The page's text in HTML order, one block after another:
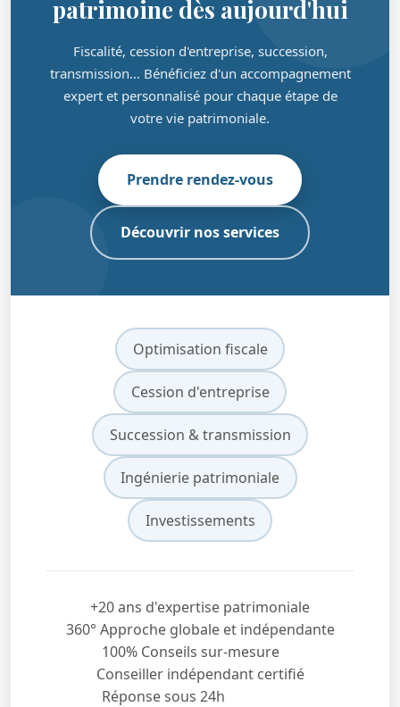
patrimoine dès aujourd'hui
Fiscalité, cession d'entreprise, succession,
transmission… Bénéficiez d'un accompagnement
expert et personnalisé pour chaque étape de
votre vie patrimoniale.
Prendre rendez-vous
Découvrir nos services
Optimisation fiscale
Cession d'entreprise
Succession & transmission
Ingénierie patrimoniale
Investissements
+20 ans d'expertise patrimoniale
360° Approche globale et indépendante
100% Conseils sur-mesure
Conseiller indépendant certifié
Réponse sous 24h